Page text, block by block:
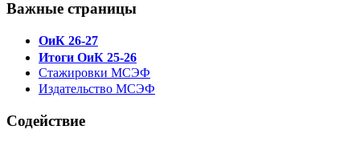
Важные страницы
ОиК 26-27
Итоги ОиК 25-26
Стажировки МСЭФ
Издательство МСЭФ
Содействие